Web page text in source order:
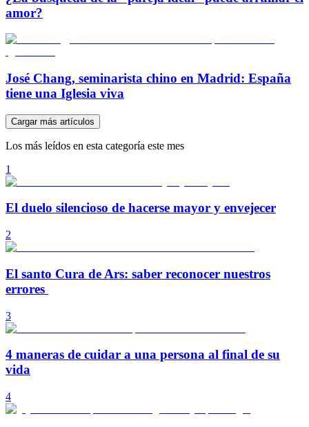
amor?
José Chang, seminarista chino en Madrid: España
tiene una Iglesia viva
Cargar más artículos
Los más leídos en esta categoría este mes
1
El duelo silencioso de hacerse mayor y envejecer
2
El santo Cura de Ars: saber reconocer nuestros
errores
3
4 maneras de cuidar a una persona al final de su
vida
4